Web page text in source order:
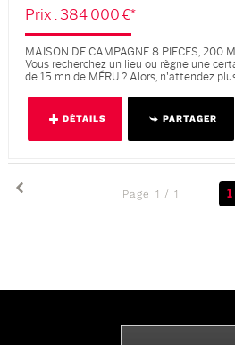
Prix : 384 000 €*
MAISON DE CAMPAGNE 8 PIÈCES, 200
Vous recherchez un lieu ou règne une
de 15 mn de MÉRU ? Alors, n'attendez
DÉTAILS PARTAGER
Page 1 / 1 1